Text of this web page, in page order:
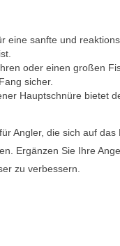
eine sanfte und
oder einen großen
sicher.
Hauptschnüre bietet
Angler, die sich auf das
Ergänzen Sie Ihre
zu verbessern.